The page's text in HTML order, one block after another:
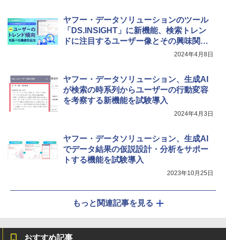
ヤフー・データソリューションのツール
「DS.INSIGHT」に新機能、検索トレン
ドに注目するユーザー像とその興味関心
2024年4月8日
ヤフー・データソリューション、生成AI
が検索の時系列からユーザーの行動変容
を考察する新機能を試験導入
2024年4月3日
ヤフー・データソリューション、生成AI
でデータ結果の仮説設計・分析をサポー
トする機能を試験導入
2023年10月25日
もっと関連記事を見る
おすすめ記事